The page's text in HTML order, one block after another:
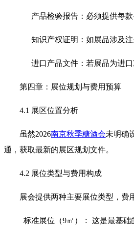
产品检验报告：必须提供每款
知识产权证明：如展品涉及注
进口产品文件：若展品为进口
第四章：展位规划与费用预算
4.1 展区位置分析
虽然2026南京秋季糖酒会未明确
通，获取最新的展区规划文件。
4.2 展位类型与费用构成
展会提供两种主要展位类型，费
标准展位（9㎡）： 这是最基础